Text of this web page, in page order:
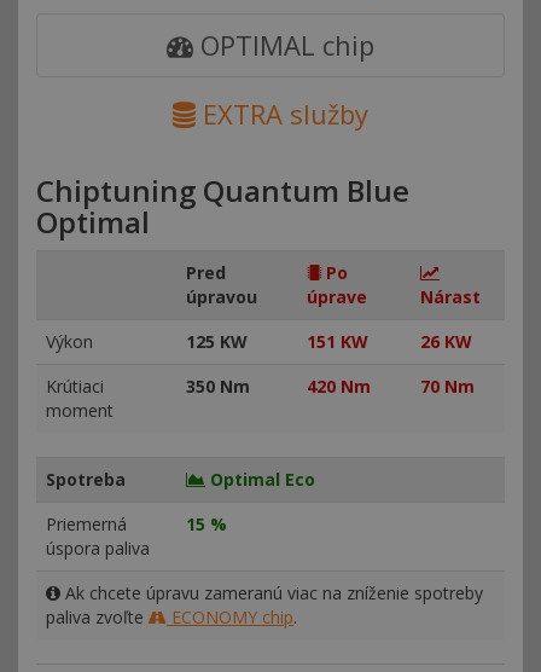
OPTIMAL chip
EXTRA služby
Chiptuning Quantum Blue
Optimal
Pred
úpravou
Po
úprave
Nárast
Výkon
125 KW 151 KW
26 KW
Krútiaci
moment
350 Nm 420 Nm 70 Nm
Spotreba
Optimal Eco
Priemerná
úspora paliva
15 %
Ak chcete úpravu zameranú viac na zníženie spotreby
paliva zvoľte
ECONOMY chip.